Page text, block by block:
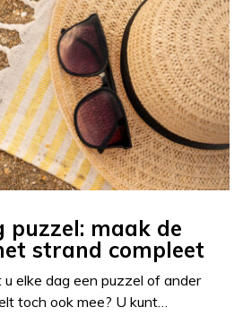
puzzel: maak de
strand compleet
elke dag een puzzel of ander
toch ook mee? U kunt…